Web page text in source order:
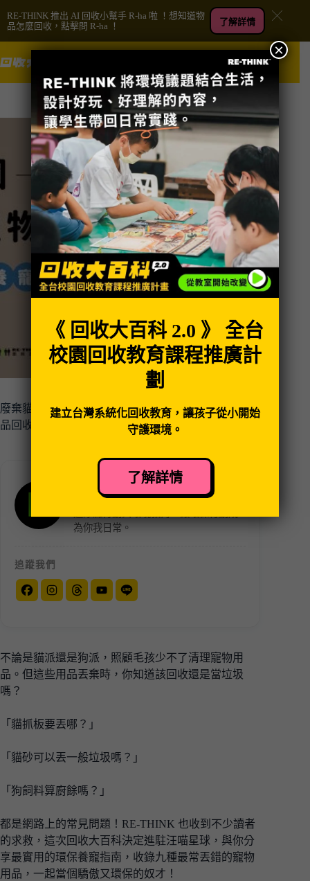
至
主
內
廢棄貓砂如何處理、貓抓板能回收嗎？9大常見寵物用
品回收指南
RE-THINK 重新思考
台灣最具創新與社群力的環保團體，透
為你我日常。
追蹤我們
不論是貓派還是狗派，照顧毛孩少不了清理寵物用
品。但這些用品丟棄時，你知道該回收還是當垃圾
嗎？
「貓抓板要丟哪？」
「貓砂可以丟一般垃圾嗎？」
「狗飼料算廚餘嗎？」
都是網路上的常見問題！RE-THINK 也收到不少讀者
的求救，這次回收大百科決定進駐汪喵星球，與你分
享最實用的環保養寵指南，收錄九種最常丟錯的寵物
用品，一起當個驕傲又環保的奴才！
RE-THINK 推出 AI 回收小幫手 R-ha 啦 ！想知道物
品怎麼回收，點擊問 R-ha ！
了解詳情
《 回收大百科 2.0 》 全台
校園回收教育課程推廣計
劃
建立台灣系統化回收教育，讓孩子從小開始
守護環境。
了解詳情
×